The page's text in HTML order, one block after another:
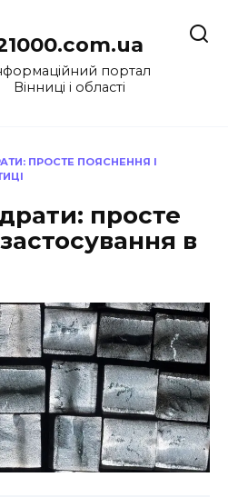
портал
Вінниці і області
ПРОСТЕ ПОЯСНЕННЯ І
просте
в